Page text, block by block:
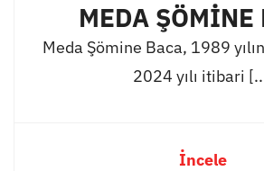
MEDA ŞÖMİNE
Meda Şömine Baca, 1989
2024 yılı itibari
İncele